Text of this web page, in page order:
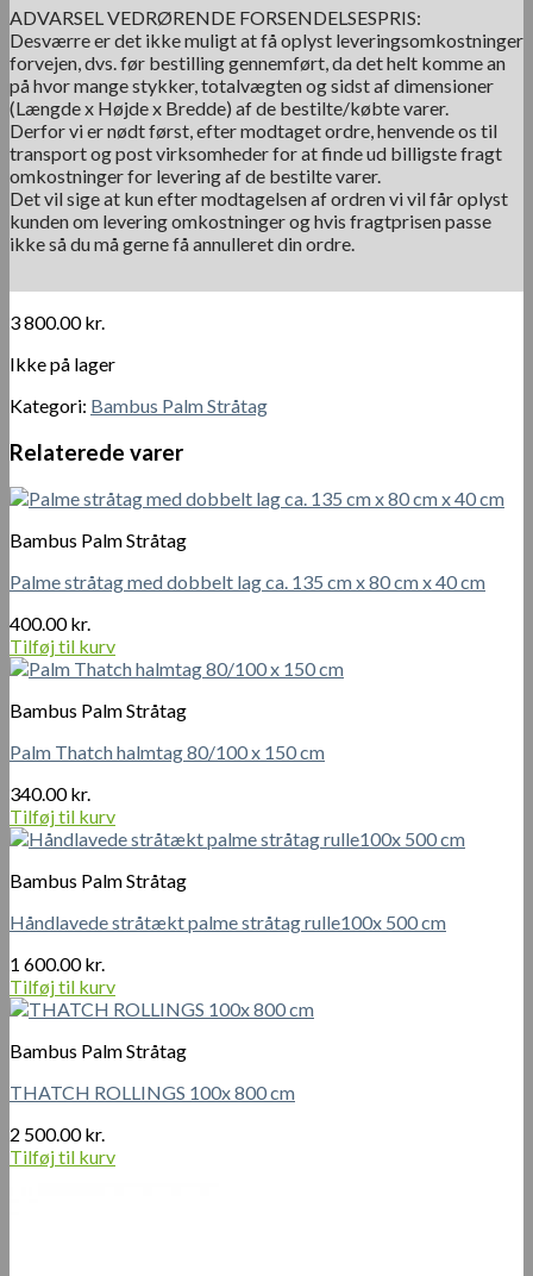
ADVARSEL VEDRØRENDE FORSENDELSESPRIS:
Desværre er det ikke muligt at få oplyst leveringsomkostninger
forvejen, dvs. før bestilling gennemført, da det helt komme an
på hvor mange stykker, totalvægten og sidst af dimensioner
(Længde x Højde x Bredde) af de bestilte/købte varer.
Derfor vi er nødt først, efter modtaget ordre, henvende os til
transport og post virksomheder for at finde ud billigste fragt
omkostninger for levering af de bestilte varer.
Det vil sige at kun efter modtagelsen af ordren vi vil får oplyst
kunden om levering omkostninger og hvis fragtprisen passe
ikke så du må gerne få annulleret din ordre.
3 800.00kr.
Ikke på lager
Kategori: Bambus Palm Stråtag
Relaterede varer
Bambus Palm Stråtag
Palme stråtag med dobbelt lag ca. 135 cm x 80 cm x 40 cm
400.00kr.
Tilføj til kurv
Bambus Palm Stråtag
Palm Thatch halmtag 80/100 x 150 cm
340.00kr.
Tilføj til kurv
Bambus Palm Stråtag
Håndlavede stråtækt palme stråtag rulle100x 500 cm
1 600.00kr.
Tilføj til kurv
Bambus Palm Stråtag
THATCH ROLLINGS 100x 800 cm
2 500.00kr.
Tilføj til kurv